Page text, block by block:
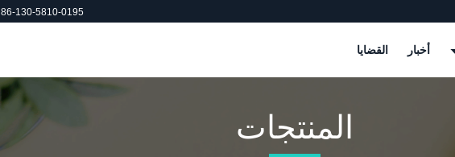
86-130-5810-0195
أخبار القضايا
المنتجات